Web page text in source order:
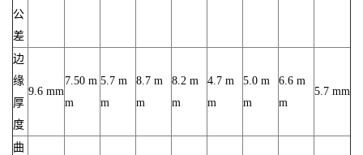
公
差
边
缘
厚
度
9.6 mm
7.50 m
m
5.7 m
m
8.7 m
m
8.2 m
m
4.7 m
m
5.0 m
m
6.6 m
m
5.7 mm
曲